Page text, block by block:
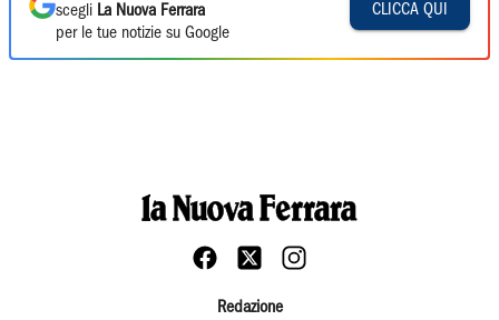
scegli La Nuova Ferrara
per le tue notizie su Google
CLICCA QUI
Redazione